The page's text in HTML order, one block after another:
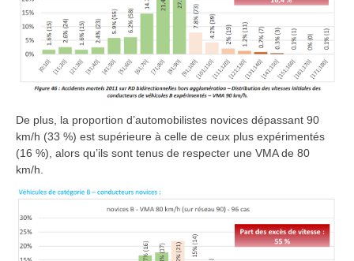
De plus, la proportion d’automobilistes novices dépassant 90
km/h (33 %) est supérieure à celle de ceux plus expérimentés
(16 %), alors qu’ils sont tenus de respecter une VMA de 80
km/h.